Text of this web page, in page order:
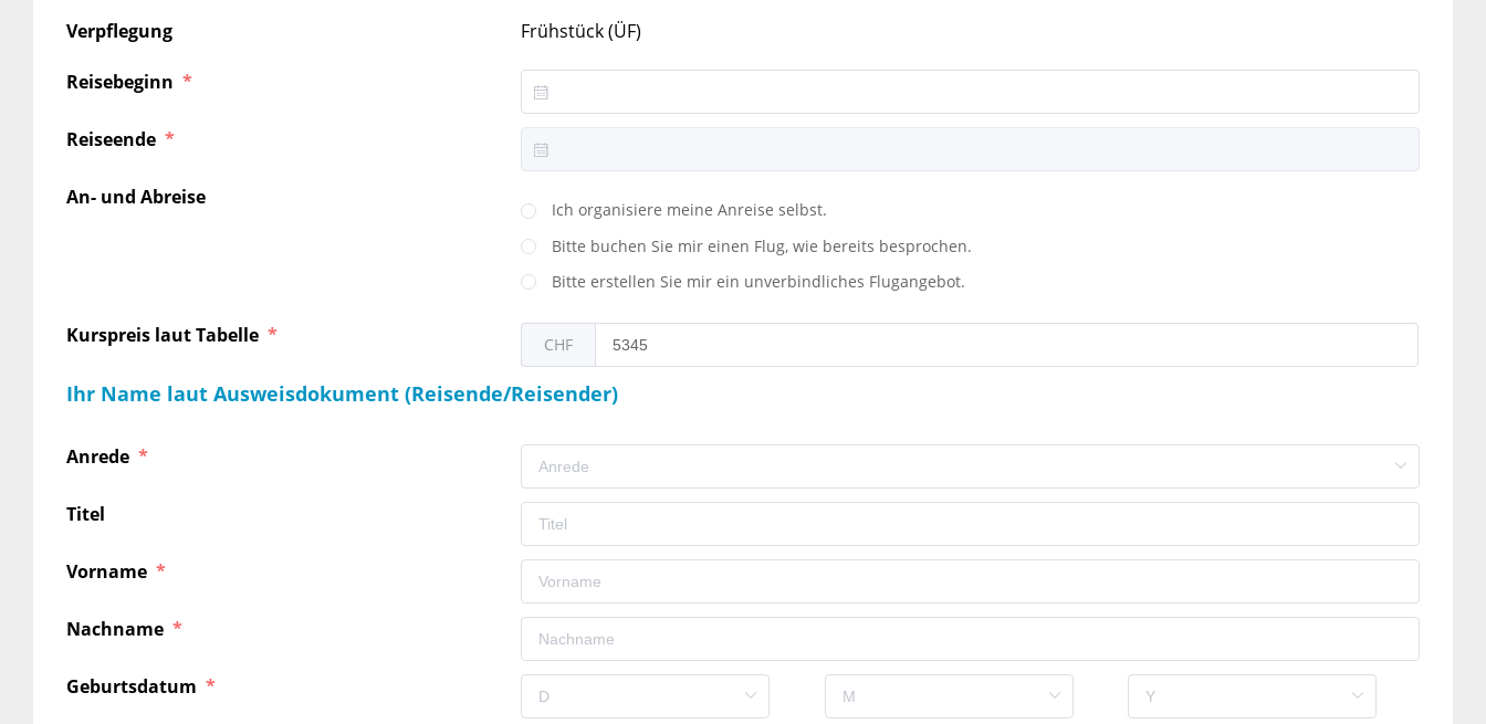
Verpflegung Frühstück (ÜF)
Reisebeginn
Reiseende
An- und Abreise
Ich organisiere meine Anreise selbst.
Bitte buchen Sie mir einen Flug, wie bereits besprochen.
Bitte erstellen Sie mir ein unverbindliches Flugangebot.
Kurspreis laut Tabelle CHF
Ihr Name laut Ausweisdokument (Reisende/Reisender)
Anrede
Titel
Vorname
Nachname
Geburtsdatum